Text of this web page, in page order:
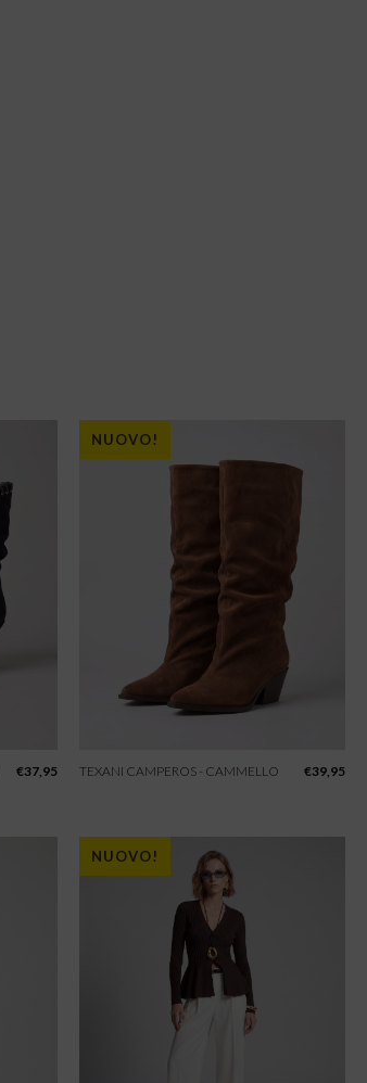
€37,95
NUOVO!
TEXANI CAMPEROS - CAMMELLO €39,95
NUOVO!